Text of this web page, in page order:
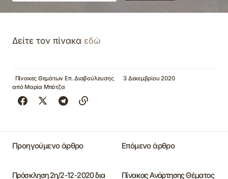
Δείτε τον πίνακα εδώ
Πίνακες Θεμάτων Επ. Διαβούλευσης
3 Δεκεμβρίου 2020
από Μαρία Μπότζα
Προηγούμενο άρθρο
Πρόσκληση 2η/2-12-2020 δια
Επόμενο άρθρο
Πίνακας Ανάρτησης Θέματος